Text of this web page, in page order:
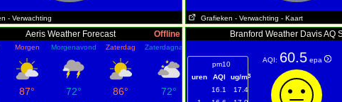
- Verwachting Grafieken - Verwachting - Kaart
Aeris Weather Forecast Offline
Morgen Morgenavond Zaterdag Zaterdagnacht
87° 72° 86° 72°
Branford Weather Davis AQ
pm10
uren
AQI ug/m3
16.1
17.4
AQI: 60.5 epa